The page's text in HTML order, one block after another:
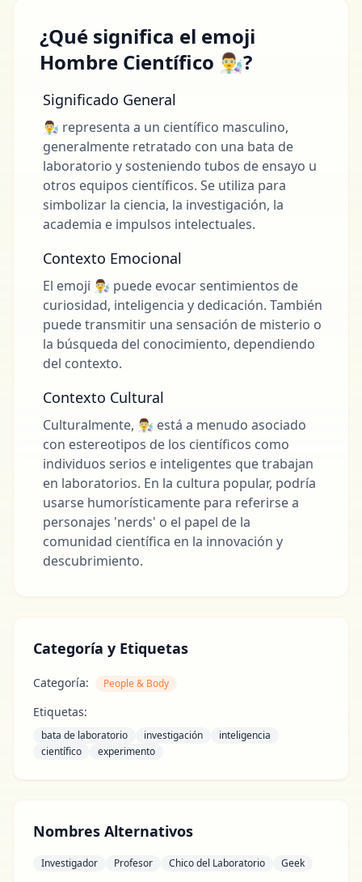
¿Qué significa el emoji
Hombre Científico 👨‍🔬?
Significado General
👨‍🔬 representa a un científico masculino,
generalmente retratado con una bata de
laboratorio y sosteniendo tubos de ensayo u
otros equipos científicos. Se utiliza para
simbolizar la ciencia, la investigación, la
academia e impulsos intelectuales.
Contexto Emocional
El emoji 👨‍🔬 puede evocar sentimientos de
curiosidad, inteligencia y dedicación. También
puede transmitir una sensación de misterio o
la búsqueda del conocimiento, dependiendo
del contexto.
Contexto Cultural
Culturalmente, 👨‍🔬 está a menudo asociado
con estereotipos de los científicos como
individuos serios e inteligentes que trabajan
en laboratorios. En la cultura popular, podría
usarse humorísticamente para referirse a
personajes 'nerds' o el papel de la
comunidad científica en la innovación y
descubrimiento.
Categoría y Etiquetas
Categoría: People & Body
Etiquetas:
bata de laboratorio investigación
inteligencia
científico
experimento
Nombres Alternativos
Investigador Profesor Chico del Laboratorio Geek